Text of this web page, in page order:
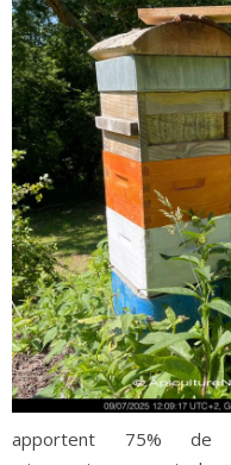
apportent 75% de